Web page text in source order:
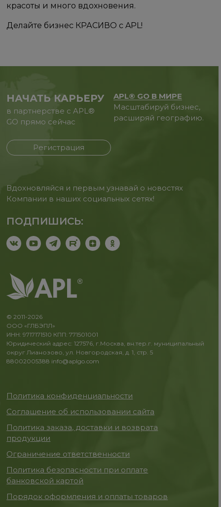
красоты и много вдохновения.
Делайте бизнес КРАСИВО с APL!
НАЧАТЬ КАРЬЕРУ
в партнерстве с APL®
GO прямо сейчас
Регистрация
APL® GO В МИРЕ
Масштабируй бизнес,
расширяй географию.
Вдохновляйся и первым узнавай о новостях
Компании в наших социальных сетях!
ПОДПИШИСЬ:
© 2011-2026
ООО «ГЛБЭПЛ»
ИНН: 9717171510 КПП: 771501001
Юридический адрес: 127576, г.Москва, вн.тер.г. муниципальный
округ Лианозово, ул. Новгородская, д. 1, стр. 5
88002005388 info@aplgo.com
Политика конфиденциальности
Соглашение об использовании сайта
Политика заказа, доставки и возврата
продукции
Ограничение ответственности
Политика безопасности при оплате
банковской картой
Порядок оформления и оплаты товаров